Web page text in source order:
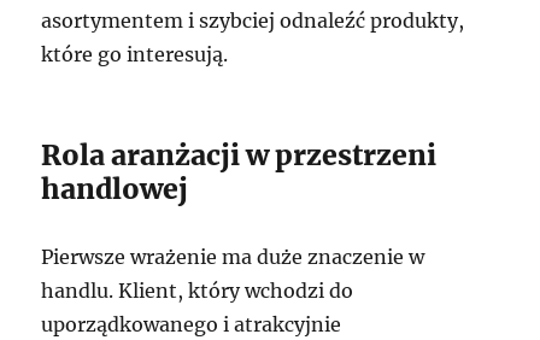
asortymentem i szybciej odnaleźć produkty,
które go interesują.
Rola aranżacji w przestrzeni
handlowej
Pierwsze wrażenie ma duże znaczenie w
handlu. Klient, który wchodzi do
uporządkowanego i atrakcyjnie